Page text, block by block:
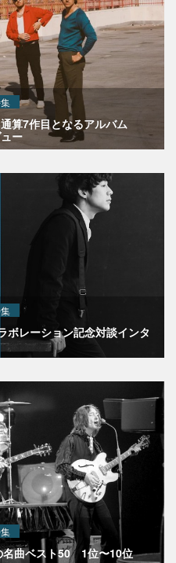
算7作目となるアルバム
ー
ボレーション記念対談インタ
名曲ベスト50 1位〜10位